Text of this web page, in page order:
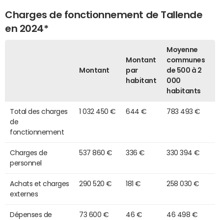
Charges de fonctionnement de Tallende
en 2024*
Montant
Montant
par
habitant
Moyenne
communes
de 500 à 2
000
habitants
Total des charges
de
fonctionnement
1 032 450 € 644 € 783 493 €
Charges de
personnel
537 860 € 336 € 330 394 €
Achats et charges
externes
290 520 € 181 € 258 030 €
Dépenses de 73 600 € 46 € 46 498 €